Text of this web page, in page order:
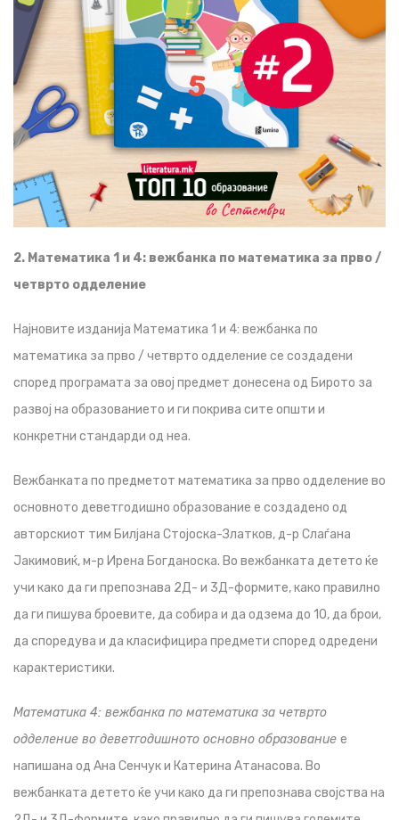
2. Математика 1 и 4: вежбанка по математика за прво /
четврто одделение
Најновите изданија Математика 1 и 4: вежбанка по
математика за прво / четврто одделение се создадени
според програмата за овој предмет донесена од Бирото за
развој на образованието и ги покрива сите општи и
конкретни стандарди од неа.
Вежбанката по предметот математика за прво одделение во
основното деветгодишно образование е создадено од
авторскиот тим Билјана Стојоска-Златков, д-р Слаѓана
Јакимовиќ, м-р Ирена Богданоска. Во вежбанката детето ќе
учи како да ги препознава 2Д- и 3Д-формите, како правилно
да ги пишува броевите, да собира и да одзема до 10, да брои,
да споредува и да класифицира предмети според одредени
карактеристики.
Математика 4: вежбанка по математика за четврто
одделение во деветгодишното основно образование е
напишана од Ана Сенчук и Катерина Атанасова. Во
вежбанката детето ќе учи како да ги препознава својства на